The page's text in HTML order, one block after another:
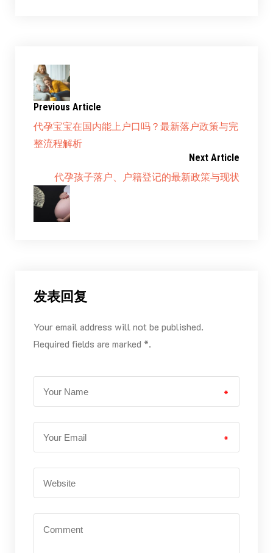
Previous Article
代孕宝宝在国内能上户口吗？最新落户政策与完
整流程解析
Next Article
代孕孩子落户、户籍登记的最新政策与现状
发表回复
Your email address will not be published.
Required fields are marked *.
*
*